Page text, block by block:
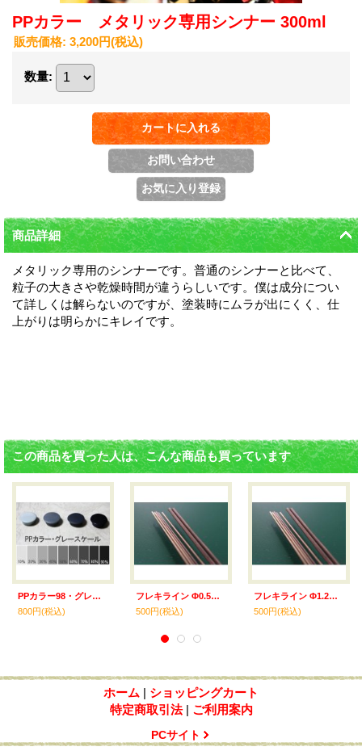
PPカラー メタリック専用シンナー 300ml
販売価格: 3,200円(税込)
数量:
商品詳細
メタリック専用のシンナーです。普通のシンナーと比べて、
粒子の大きさや乾燥時間が違うらしいです。僕は成分につい
て詳しくは解らないのですが、塗装時にムラが出にくく、仕
上がりは明らかにキレイです。
この商品を買った人は、こんな商品も買っています
PPカラー98・グレースケール80% 光沢
800円(税込)
フレキライン Φ0.5mmx15cm 4本入
500円(税込)
フレキライン Φ1.2mmx15cm 4本入
500円(税込)
ホーム | ショッピングカート
特定商取引法 | ご利用案内
PCサイト